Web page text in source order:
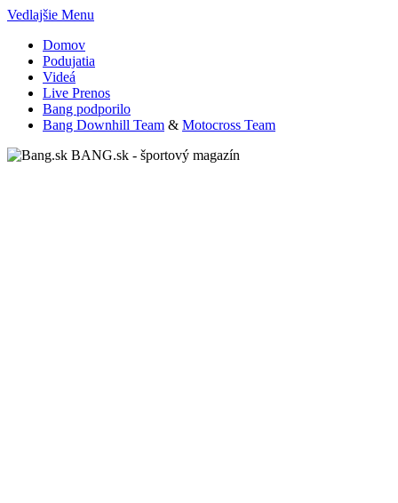
Vedlajšie Menu
Domov
Podujatia
Videá
Live Prenos
Bang podporilo
Bang Downhill Team & Motocross Team
BANG.sk - športový magazín